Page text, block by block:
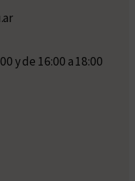
y de 16:00 a 18:00